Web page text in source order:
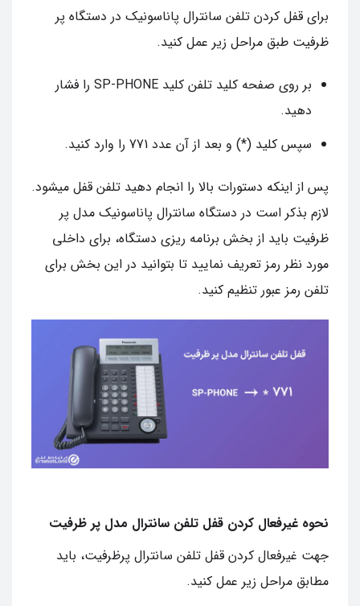
برای قفل کردن تلفن سانترال پاناسونیک در دستگاه پر
ظرفیت طبق مراحل زیر عمل کنید.
بر روی صفحه کلید تلفن کلید SP-PHONE را فشار
دهید.
سپس کلید (*) و بعد از آن عدد 771 را وارد کنید.
پس از اینکه دستورات بالا را انجام دهید تلفن قفل میشود.
لازم بذکر است در دستگاه سانترال پاناسونیک مدل پر
ظرفیت باید از بخش برنامه ریزی دستگاه، برای داخلی
مورد نظر رمز تعریف نمایید تا بتوانید در این بخش برای
تلفن رمز عبور تنظیم کنید.
نحوه غیرفعال کردن قفل تلفن سانترال مدل پر ظرفیت
جهت غیرفعال کردن قفل تلفن سانترال پرظرفیت، باید
مطابق مراحل زیر عمل کنید.